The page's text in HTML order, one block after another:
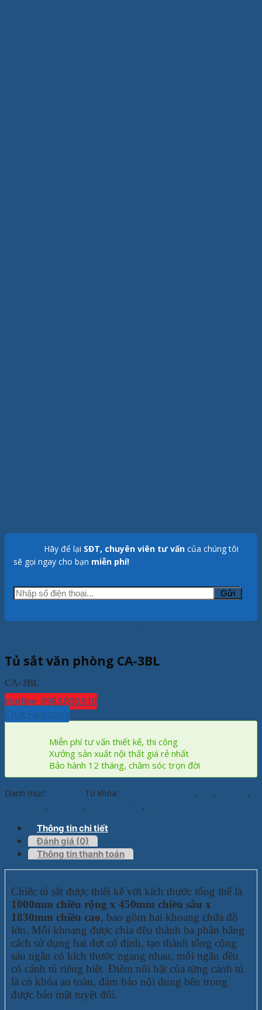
Hãy để lại SĐT, chuyên viên tư vấn của chúng tôi
sẽ gọi ngay cho bạn miễn phí!
Tủ sắt văn phòng CA-3BL
CA-3BL
Hotline: 0983.800.910
Chat Facebook
Miễn phí tư vấn thiết kế, thi công
Xưởng sản xuất nội thất giá rẻ nhất
Bảo hành 12 tháng, chăm sóc trọn đời
Danh mục: Từ khóa: , ,
,
, , ,
Thông tin chi tiết
Đánh giá (0)
Thông tin thanh toán
Chiếc tủ sắt được thiết kế với kích thước tổng thể là
1000mm chiều rộng x 450mm chiều sâu x
1830mm chiều cao, bao gồm hai khoang chứa đồ
lớn. Mỗi khoang được chia đều thành ba phần bằng
cách sử dụng hai đợt cố định, tạo thành tổng cộng
sáu ngăn có kích thước ngang nhau, mỗi ngăn đều
có cánh tủ riêng biệt. Điểm nổi bật của từng cánh tủ
là có khóa an toàn, đảm bảo nội dung bên trong
được bảo mật tuyệt đối.